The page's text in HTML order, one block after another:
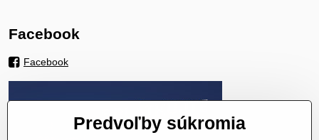
Facebook
Facebook
Predvoľby súkromia